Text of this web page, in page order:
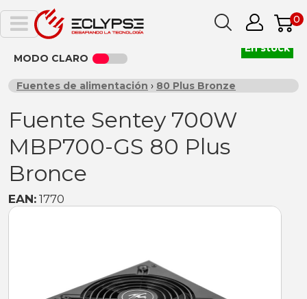
0
MODO CLARO
Fuentes de alimentación › 80 Plus Bronze
Fuente Sentey 700W
MBP700-GS 80 Plus
Bronce
EAN: 1770
En stock